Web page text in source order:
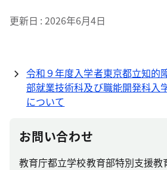
更新日 2026年6月4日
令和９年度入学者東京都立知的
部就業技術科及び職能開発科入
について
お問い合わせ
教育庁都立学校教育部特別支援教